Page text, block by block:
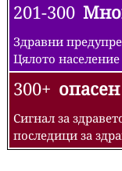
201-300
Здравни
Цялото
300+ опасен
Сигнал за
последици за